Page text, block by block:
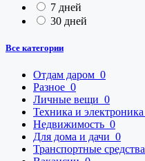
7 дней
30 дней
Все категории
Отдам даром 0
Разное 0
Личные вещи 0
Техника и электроника
Недвижимость 0
Для дома и дачи 0
Транспортные средства